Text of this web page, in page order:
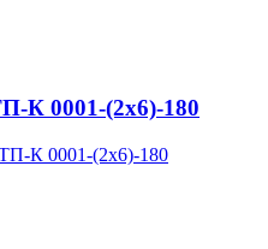
К 0001-(2х6)-180